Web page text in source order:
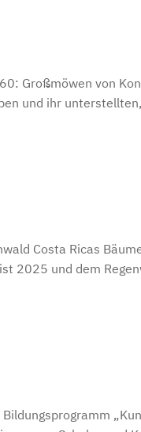
Großmöwen von
und ihr
Costa Ricas
2025 und dem